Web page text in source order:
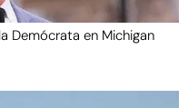
Demócrata en Michigan